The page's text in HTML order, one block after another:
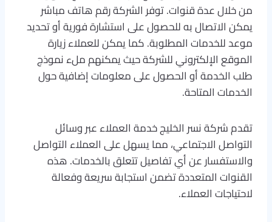
من خلال عدة قنوات. توفر الشركة رقم هاتف مباشر
يمكن الاتصال به للحصول على استشارة فورية أو تحديد
موعد للخدمات المطلوبة. كما يمكن للعملاء زيارة
الموقع الإلكتروني للشركة حيث يمكنهم ملء نموذج
طلب الخدمة أو الحصول على معلومات إضافية حول
الخدمات المتاحة.
تقدم شركة نسر الخليج خدمة العملاء عبر وسائل
التواصل الاجتماعي، مما يسهل على العملاء التواصل
والاستفسار عن أي تفاصيل تتعلق بالخدمات. هذه
القنوات المتعددة تضمن استجابة سريعة وفعالة
لاحتياجات العملاء.